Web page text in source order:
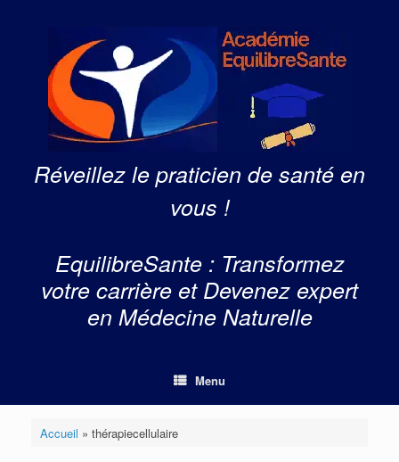
Réveillez le praticien de santé en
vous !
EquilibreSante : Transformez
votre carrière et Devenez expert
en Médecine Naturelle
Menu
Accueil » thérapiecellulaire